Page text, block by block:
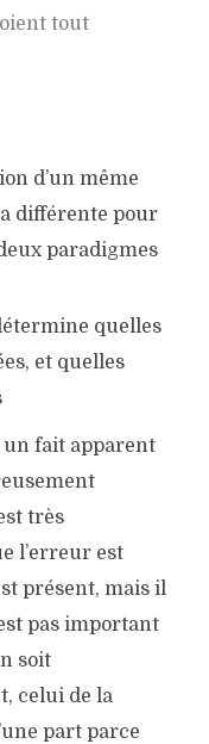
tout
d’un même
différente pour
paradigmes
quelles
et quelles
fait apparent
très
l’erreur est
présent, mais il
pas important
soit
celui de la
part parce